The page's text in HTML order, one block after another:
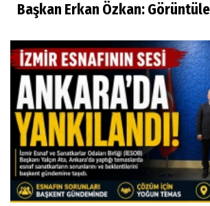
Başkan Erkan Özkan: